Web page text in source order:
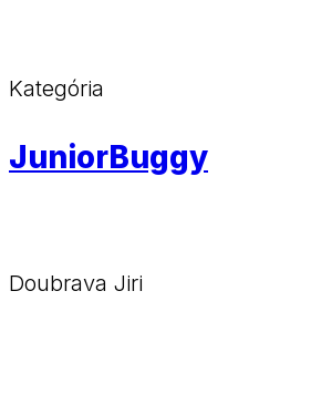
Kategória
JuniorBuggy
Doubrava Jiri